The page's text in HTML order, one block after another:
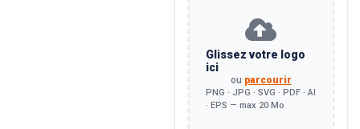
Glissez votre logo
ici
ou parcourir
PNG · JPG · SVG · PDF · AI
· EPS — max 20 Mo